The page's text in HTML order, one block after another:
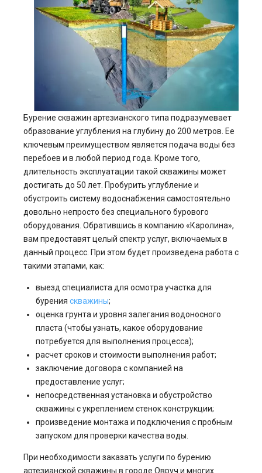
Бурение скважин артезианского типа подразумевает
образование углубления на глубину до 200 метров. Ее
ключевым преимуществом является подача воды без
перебоев и в любой период года. Кроме того,
длительность эксплуатации такой скважины может
достигать до 50 лет. Пробурить углубление и
обустроить систему водоснабжения самостоятельно
довольно непросто без специального бурового
оборудования. Обратившись в компанию «Каролина»,
вам предоставят целый спектр услуг, включаемых в
данный процесс. При этом будет произведена работа с
такими этапами, как:
выезд специалиста для осмотра участка для
бурения скважины;
оценка грунта и уровня залегания водоносного
пласта (чтобы узнать, какое оборудование
потребуется для выполнения процесса);
расчет сроков и стоимости выполнения работ;
заключение договора с компанией на
предоставление услуг;
непосредственная установка и обустройство
скважины с укреплением стенок конструкции;
произведение монтажа и подключения с пробным
запуском для проверки качества воды.
При необходимости заказать услуги по бурению
артезианской скважины в городе Овруч и многих